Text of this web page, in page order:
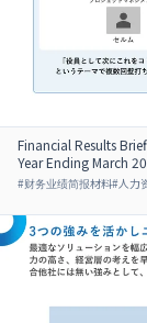
Financial Results
Year Ending March
#财务业绩简报材料#人力